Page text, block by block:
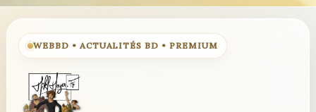
WEBBD • ACTUALITÉS BD • PREMIUM